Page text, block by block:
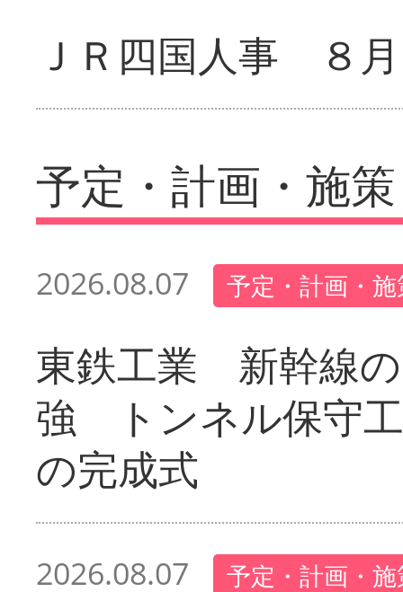
ＪＲ四国人事 ８
予定・計画・施策
2026.08.07 予定・計画・
東鉄工業 新幹線
強 トンネル保守
の完成式
2026.08.07 予定・計画・